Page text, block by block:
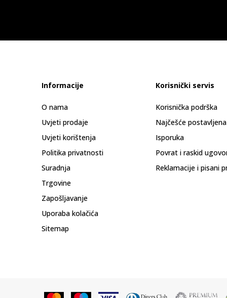
Informacije
O nama
Uvjeti prodaje
Uvjeti korištenja
Politika privatnosti
Suradnja
Trgovine
Zapošljavanje
Uporaba kolačića
Sitemap
Korisnički servis
Korisnička podrška
Najčešće
Isporuka
Povrat i raskid
Reklamacije i pisani